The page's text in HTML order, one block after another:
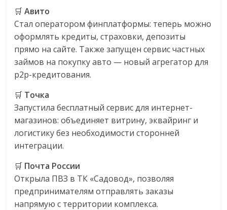
🛒Авито
Стал оператором финплатформы: теперь можно
оформлять кредиты, страховки, депозиты
прямо на сайте. Также запущен сервис частных
займов на покупку авто — новый агрегатор для
p2p-кредитования.
🛒 Точка
Запустила бесплатный сервис для интернет-
магазинов: объединяет витрину, эквайринг и
логистику без необходимости сторонней
интеграции.
🛒 Почта России
Открыла ПВЗ в ТК «Садовод», позволяя
предпринимателям отправлять заказы
напрямую с территории комплекса.